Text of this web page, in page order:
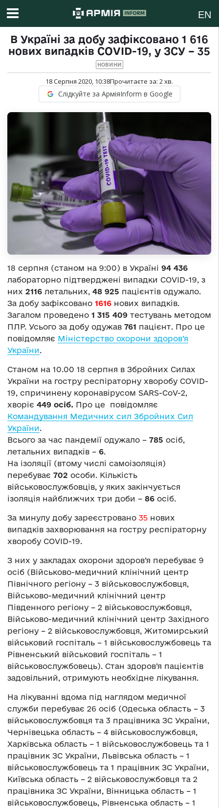
EN
В Україні за добу зафіксовано 1 616
нових випадків COVID-19, у ЗСУ – 35
НОВИНИ
18 Серпня 2020, 10:38Прочитаєте за: 2хв.
Слідкуйте за АрміяInform в Google
18 серпня (станом на 9:00) в Україні 94 436
лабораторно підтверджені випадки COVID-19, з
них 2116 летальних, 48 925 пацієнтів одужало.
За добу зафіксовано 1616 нових випадків.
Загалом проведено 1 315 409 тестувань методом
ПЛР. Усього за добу одужав 761 пацієнт. Про це
повідомляє Міністерство охорони здоров’я
України.
Станом на 10.00 18 серпня в Збройних Силах
України на гостру респіраторну хворобу COVID-
19, спричинену коронавірусом SARS-CoV-2,
хворіє 449 осіб. Про це повідомляє
Командування Медичних сил Збройних Сил
України.
Всього за час пандемії одужало – 785 осіб,
летальних випадків – 6.
На ізоляції (втому числі самоізоляція)
перебуває 702 особи. Кількість
військовослужбовців, у яких закінчується
ізоляція найближчих три доби – 86 осіб.
За минулу добу зареєстровано 35 нових
випадків захворювання на гостру респіраторну
хворобу COVID-19.
З них у закладах охорони здоров’я перебуває 9
осіб (Військово-медичний клінічний центр
Північного регіону – 3 військовослужбовця,
Військово-медичний клінічний центр
Південного регіону – 2 військовослужбовця,
Військово-медичний клінічний центр Західного
регіону – 2 військовослужбовця, Житомирський
військовий госпіталь – 1 військовослужбовець та
Рівненський військовий госпіталь – 1
військовослужбовець). Стан здоров’я пацієнтів
задовільний, отримують необхідне лікування.
На лікуванні вдома під наглядом медичної
служби перебуває 26 осіб (Одеська область – 3
військовослужбовця та 3 працівника ЗС України,
Чернівецька область – 4 військовослужбовця,
Харківська область – 1 військовослужбовець та 1
працівник ЗС України, Львівська область – 1
військовослужбовець та 1 працівник ЗС України,
Київська область – 2 військовослужбовця та 2
працівника ЗС України, Вінницька область – 1
військовослужбовець, Рівненська область – 1